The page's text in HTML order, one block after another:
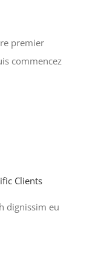
premier
commencez
Clients
dignissim eu